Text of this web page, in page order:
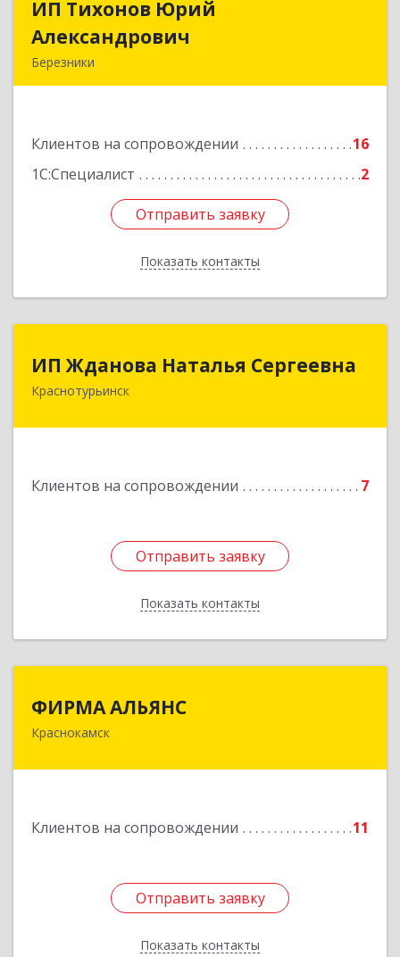
ИП Тихонов Юрий
Александрович
Березники
Клиентов на сопровождении
16
1С:Специалист
2
Отправить заявку
Показать контакты
ИП Тихонов Юрий
Подробнее
Отправить заявку
Назад
ИП Жданова Наталья Сергеевна
Краснотурьинск
Клиентов на сопровождении 7
Отправить заявку
Показать контакты
Отправить заявку
Назад
ФИРМА АЛЬЯНС
Краснокамск
Клиентов на сопровождении 11
Отправить заявку
Показать контакты
Отправить заявку
Назад